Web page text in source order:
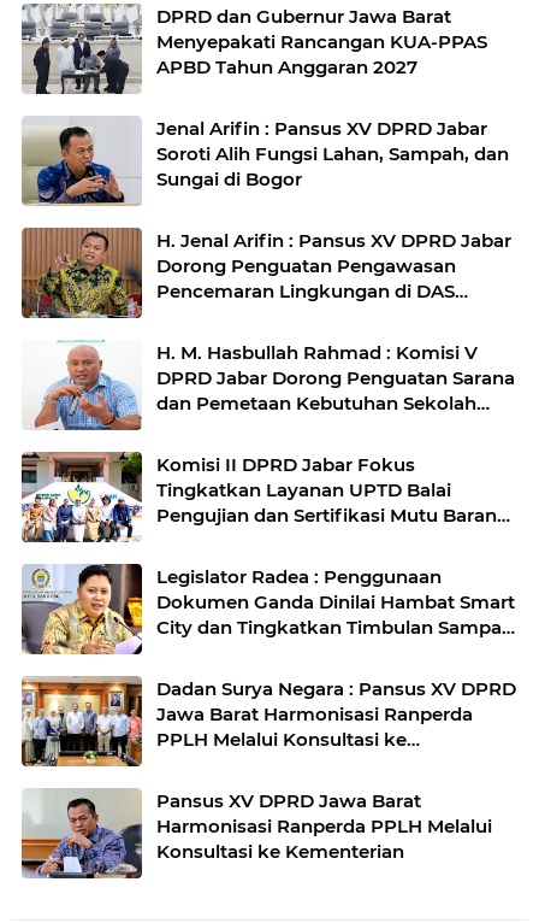
DPRD dan Gubernur Jawa Barat
Menyepakati Rancangan KUA-PPAS
APBD Tahun Anggaran 2027
Jenal Arifin : Pansus XV DPRD Jabar
Soroti Alih Fungsi Lahan, Sampah, dan
Sungai di Bogor
H. Jenal Arifin : Pansus XV DPRD Jabar
Dorong Penguatan Pengawasan
Pencemaran Lingkungan di DAS
H. M. Hasbullah Rahmad : Komisi V
DPRD Jabar Dorong Penguatan Sarana
dan Pemetaan Kebutuhan Sekolah
Komisi II DPRD Jabar Fokus
Tingkatkan Layanan UPTD Balai
Pengujian dan Sertifikasi Mutu Barang
Legislator Radea : Penggunaan
Dokumen Ganda Dinilai Hambat Smart
City dan Tingkatkan Timbulan Sampah
Dadan Surya Negara : Pansus XV DPRD
Jawa Barat Harmonisasi Ranperda
PPLH Melalui Konsultasi ke
Pansus XV DPRD Jawa Barat
Harmonisasi Ranperda PPLH Melalui
Konsultasi ke Kementerian